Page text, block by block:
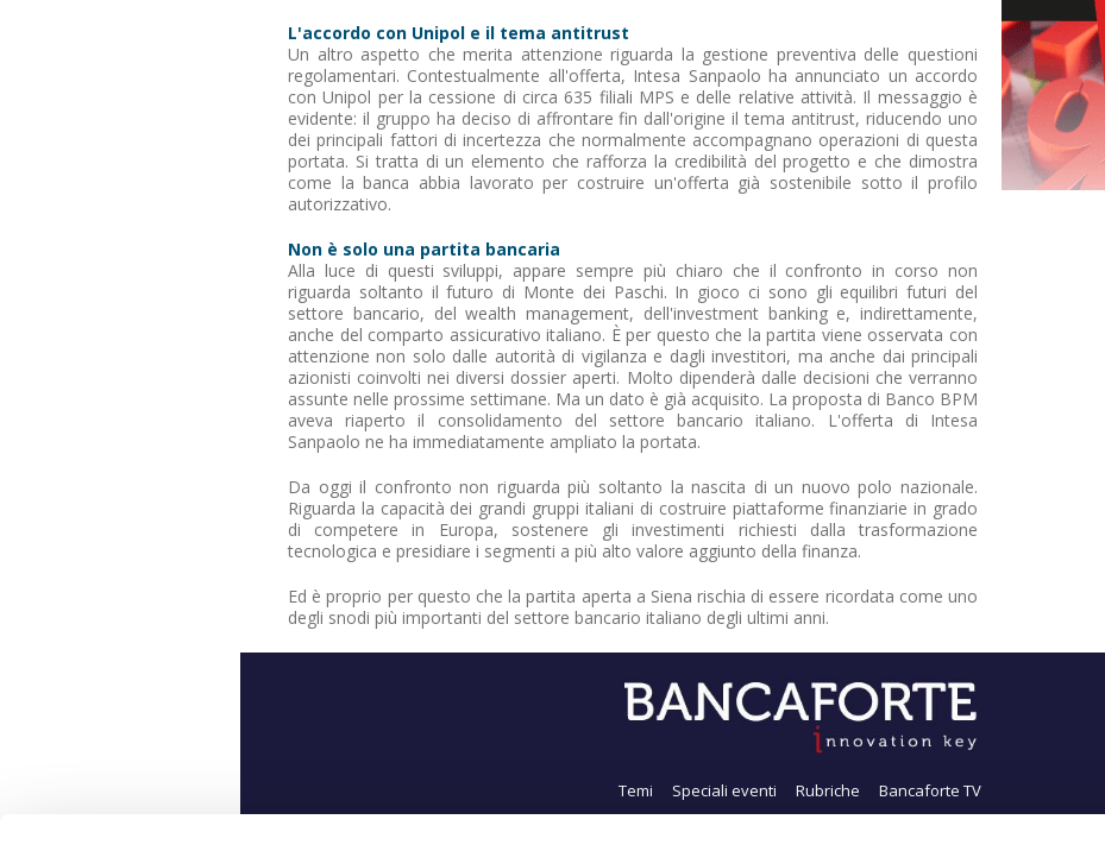
L'accordo con Unipol e il tema antitrust
Un altro aspetto che merita attenzione riguarda la gestione preventiva delle questioni
regolamentari. Contestualmente all'offerta, Intesa Sanpaolo ha annunciato un accordo
con Unipol per la cessione di circa 635 filiali MPS e delle relative attività. Il messaggio è
evidente: il gruppo ha deciso di affrontare fin dall'origine il tema antitrust, riducendo uno
dei principali fattori di incertezza che normalmente accompagnano operazioni di questa
portata. Si tratta di un elemento che rafforza la credibilità del progetto e che dimostra
come la banca abbia lavorato per costruire un'offerta già sostenibile sotto il profilo
autorizzativo.
Non è solo una partita bancaria
Alla luce di questi sviluppi, appare sempre più chiaro che il confronto in corso non
riguarda soltanto il futuro di Monte dei Paschi. In gioco ci sono gli equilibri futuri del
settore bancario, del wealth management, dell'investment banking e, indirettamente,
anche del comparto assicurativo italiano. È per questo che la partita viene osservata con
attenzione non solo dalle autorità di vigilanza e dagli investitori, ma anche dai principali
azionisti coinvolti nei diversi dossier aperti. Molto dipenderà dalle decisioni che verranno
assunte nelle prossime settimane. Ma un dato è già acquisito. La proposta di Banco BPM
aveva riaperto il consolidamento del settore bancario italiano. L'offerta di Intesa
Sanpaolo ne ha immediatamente ampliato la portata.
Da oggi il confronto non riguarda più soltanto la nascita di un nuovo polo nazionale.
Riguarda la capacità dei grandi gruppi italiani di costruire piattaforme finanziarie in grado
di competere in Europa, sostenere gli investimenti richiesti dalla trasformazione
tecnologica e presidiare i segmenti a più alto valore aggiunto della finanza.
Ed è proprio per questo che la partita aperta a Siena rischia di essere ricordata come uno
degli snodi più importanti del settore bancario italiano degli ultimi anni.
Temi Speciali eventi Rubriche Bancaforte TV